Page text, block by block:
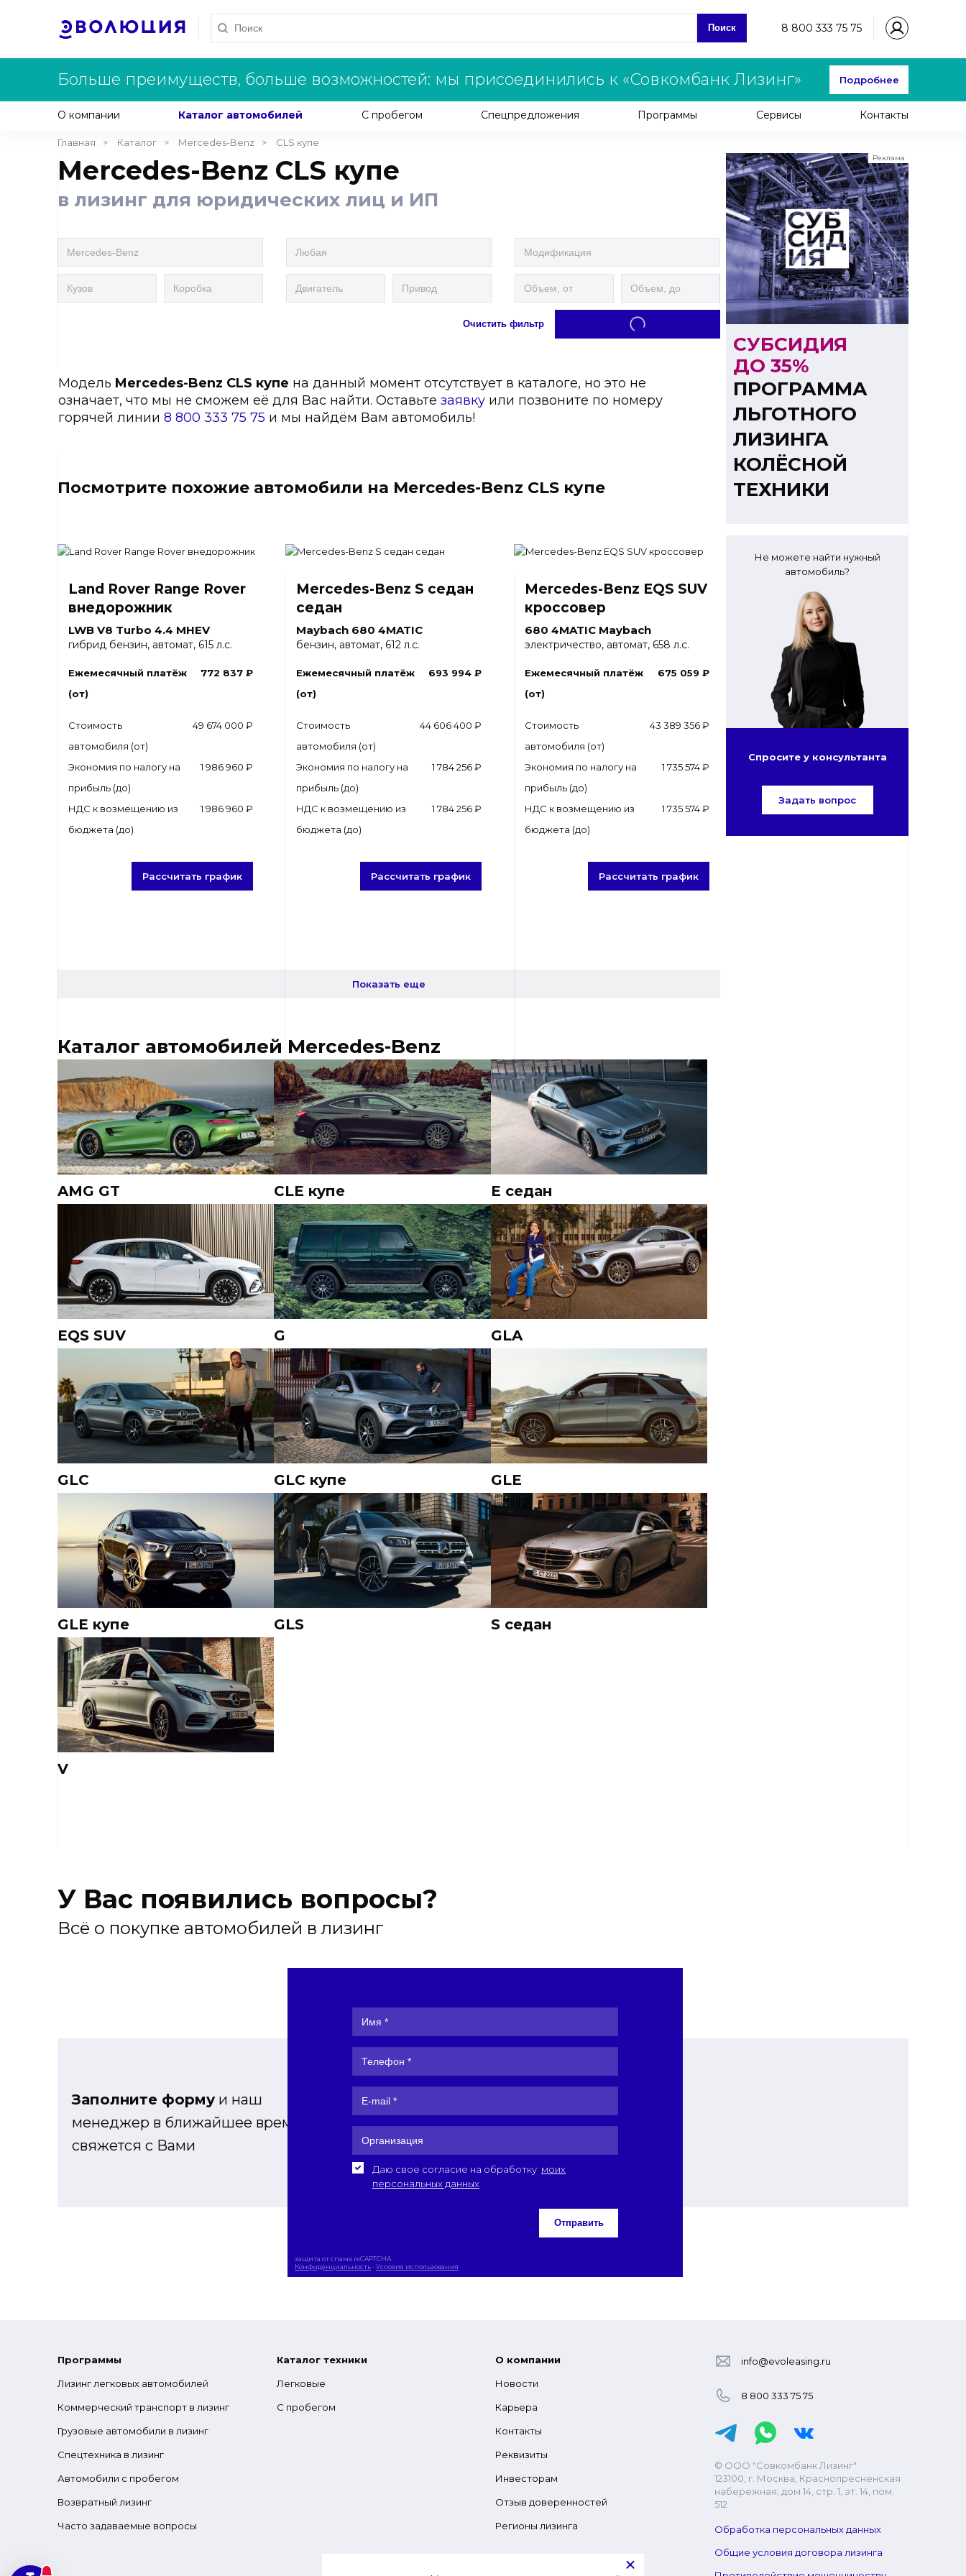
Поиск
Больше преимуществ, больше возможностей: мы присоединились к «Совкомбанк Лизинг» Подробнее
О компании Каталог автомобилей С пробегом Спецпредложения Программы Сервисы Контакты
8 800 333 75 75
Главная Каталог Mercedes-Benz CLS купе
Mercedes-Benz CLS купе
в лизинг для юридических лиц и ИП
Очистить фильтр
Модель Mercedes-Benz CLS купе на данный момент отсутствует в каталоге, но это не
означает, что мы не сможем её для Вас найти. Оставьте заявку или позвоните по номеру
горячей линии 8 800 333 75 75 и мы найдём Вам автомобиль!
Посмотрите похожие автомобили на Mercedes-Benz CLS купе
Land Rover Range Rover
внедорожник
LWB V8 Turbo 4.4 MHEV
гибрид бензин, автомат, 615 л.с.
Ежемесячный платёж
(от)
772 837 ₽
Стоимость
автомобиля (от)
49 674 000 ₽
Экономия по налогу на
прибыль (до)
1 986 960 ₽
НДС к возмещению из
бюджета (до)
1 986 960 ₽
Рассчитать график
Mercedes-Benz S седан
седан
Maybach 680 4MATIC
бензин, автомат, 612 л.с.
Ежемесячный платёж
(от)
693 994 ₽
Стоимость
автомобиля (от)
44 606 400 ₽
Экономия по налогу на
прибыль (до)
1 784 256 ₽
НДС к возмещению из
бюджета (до)
1 784 256 ₽
Рассчитать график
Mercedes-Benz EQS SUV
кроссовер
680 4MATIC Maybach
электричество, автомат, 658 л.с.
Ежемесячный платёж
(от)
675 059 ₽
Стоимость
автомобиля (от)
43 389 356 ₽
Экономия по налогу на
прибыль (до)
1 735 574 ₽
НДС к возмещению из
бюджета (до)
1 735 574 ₽
Рассчитать график
Показать еще
Каталог автомобилей Mercedes-Benz
AMG GT CLE купе E седан
EQS SUV G GLA
GLC GLC купе GLE
GLE купе GLS S седан
V
Реклама
ООО "ЛК Эволюция"
ИНН 9724016636
erid: nyi26TK8Sykg5SPCgA2w5MdVpLJdC9hh
СУБСИДИЯ
ДО 35%
ПРОГРАММА
ЛЬГОТНОГО
ЛИЗИНГА
КОЛЁСНОЙ
ТЕХНИКИ
Не можете найти нужный
автомобиль?
Спросите у консультанта
Задать вопрос
У Вас появились вопросы?
Всё о покупке автомобилей в лизинг
Заполните форму и наш
менеджер в ближайшее время
свяжется с Вами
Даю свое согласие на обработку моих
персональных данных
Отправить
защита от спама reCAPTCHA
Конфиденциальность-Условия использования
Программы
Лизинг легковых автомобилей
Коммерческий транспорт в лизинг
Грузовые автомобили в лизинг
Спецтехника в лизинг
Автомобили с пробегом
Возвратный лизинг
Часто задаваемые вопросы
Каталог техники
Легковые
С пробегом
О компании
Новости
Карьера
Контакты
Реквизиты
Инвесторам
Отзыв доверенностей
Регионы лизинга
info@evoleasing.ru
8 800 333 75 75
© ООО "Совкомбанк Лизинг"
123100, г. Москва, Краснопресненская
набережная, дом 14, стр. 1, эт. 14, пом.
512
Обработка персональных данных
Общие условия договора лизинга